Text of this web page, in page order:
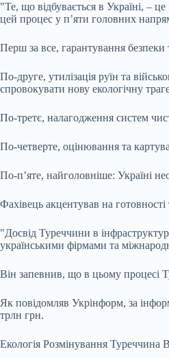
"Те, що відбувається в Україні, – це
цей процес у п’яти головних
Перш за все, гарантування безпеки
По-друге, утилізація руїн та
спровокувати нову екологічну
По-третє, налагодження систем
По-четверте, оцінювання та
По-п’яте, найголовніше: Україні
Фахівець акцентував на
"Досвід Туреччини в
українськими фірмами та
Він запевнив, що в цьому процесі
Як повідомляв Укрінформ, за
трлн грн.
Екологія Розмінування Туреччина